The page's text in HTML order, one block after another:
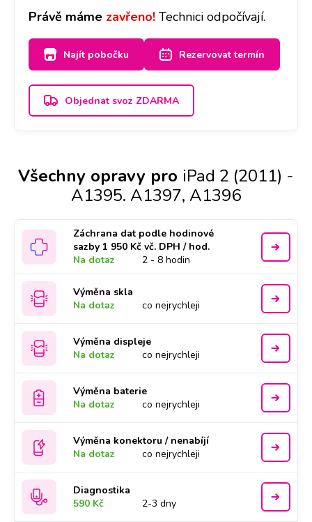
Právě máme zavřeno! Technici odpočívají.
Najít pobočku Rezervovat termín
Objednat svoz ZDARMA
Všechny opravy pro iPad 2 (2011) -
A1395. A1397, A1396
Záchrana dat podle hodinové
sazby 1 950 Kč vč. DPH / hod.
Na dotaz
2 - 8 hodin
Výměna skla
Na dotaz
co nejrychleji
Výměna displeje
Na dotaz
co nejrychleji
Výměna baterie
Na dotaz
co nejrychleji
Výměna konektoru / nenabíjí
Na dotaz
co nejrychleji
Diagnostika
590 Kč
2-3 dny